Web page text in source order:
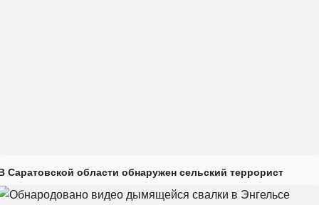
Саратовской области обнаружен сельский террорист